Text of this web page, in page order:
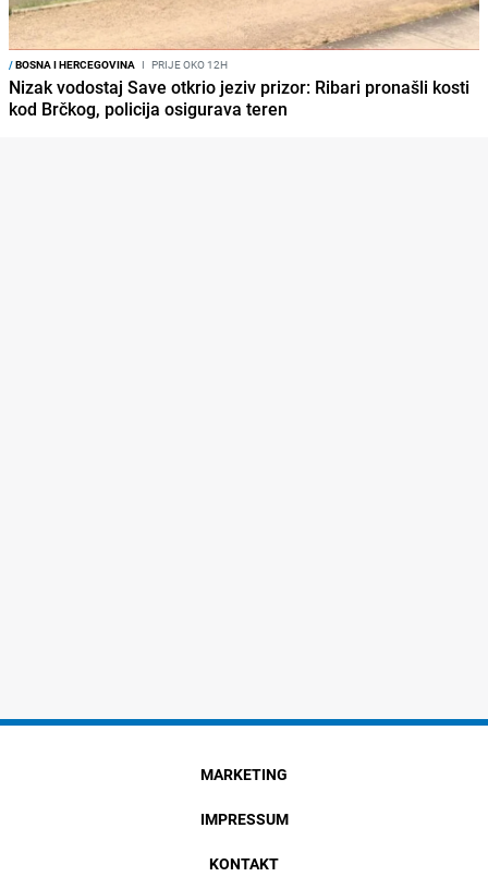
/BOSNA I HERCEGOVINA I PRIJE OKO 12H
Nizak vodostaj Save otkrio jeziv prizor: Ribari pronašli kosti
kod Brčkog, policija osigurava teren
MARKETING
IMPRESSUM
KONTAKT